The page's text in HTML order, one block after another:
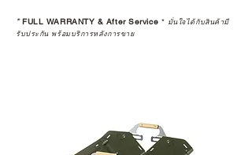
*FULL WARRANTY & After Service * มั่นใจได้กับสินค้ามี
รับประกัน พร้อมบริการหลังการขาย